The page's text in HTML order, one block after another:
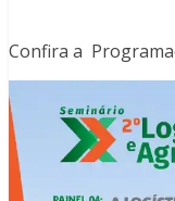
Confira a